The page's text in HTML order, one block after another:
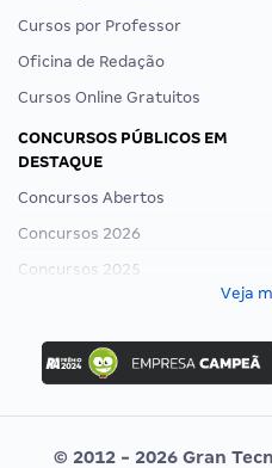
Cursos por Professor
Oficina de Redação
Cursos Online Gratuitos
CONCURSOS PÚBLICOS EM
DESTAQUE
Concursos Abertos
Concursos 2026
Concursos 2025
Concurso Nacional Unificado
Concurso Ibama
Concurso MPU
Editais publicados
Veja
© 2012 - 2026 Gran